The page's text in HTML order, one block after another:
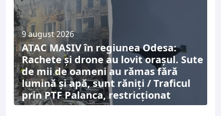
9 august 2026
ATAC MASIV în regiunea Odesa:
Rachete și drone au lovit orașul. Sute
de mii de oameni au rămas fără
lumină și apă, sunt răniți / Traficul
prin PTF Palanca, restricționat